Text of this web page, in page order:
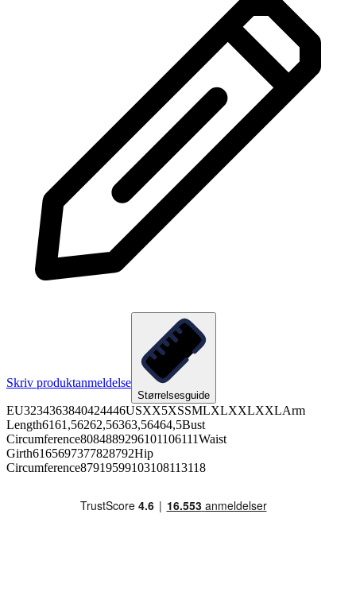
Skriv produktanmeldelse
Størrelsesguide
EU3234363840424446USXX5XSSMLXLXXLXXLArm
Length6161,56262,56363,56464,5Bust
Circumference8084889296101106111Waist
Girth6165697377828792Hip
Circumference87919599103108113118